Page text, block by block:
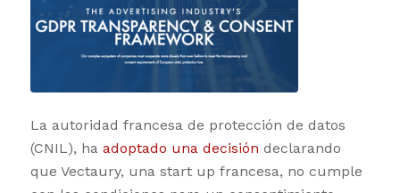
La autoridad francesa de protección de datos
(CNIL), ha adoptado una decisión declarando
que Vectaury, una start up francesa, no cumple